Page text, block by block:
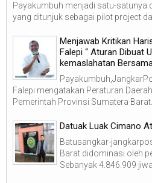
Payakumbuh menjadi satu-satunya
yang ditunjuk sebagai pilot project
Menjawab Kritikan
Falepi “ Aturan Dibuat
kemaslahatan
Falepi mengatakan Peraturan
Pemerintah Provinsi Sumatera Barat...
Datuak Luak Cimano
Batusangkar-
Barat didominasi oleh
Sebanyak 4.846.909